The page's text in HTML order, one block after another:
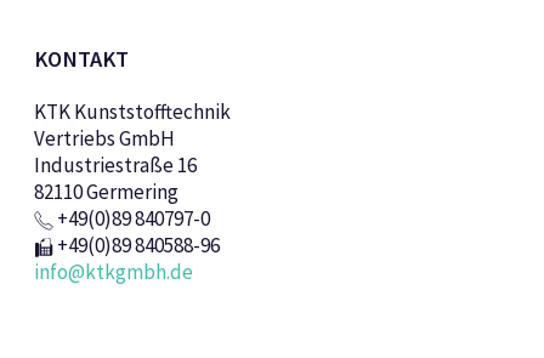
KONTAKT
KTK Kunststofftechnik
Vertriebs GmbH
Industriestraße 16
82110 Germering
+49(0)89 840797-0
+49(0)89 840588-96
info@ktkgmbh.de